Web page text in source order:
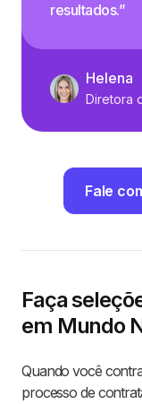
resultados.”
Helena
Diretora
Fale
Faça
em Mundo
Quando você
processo de